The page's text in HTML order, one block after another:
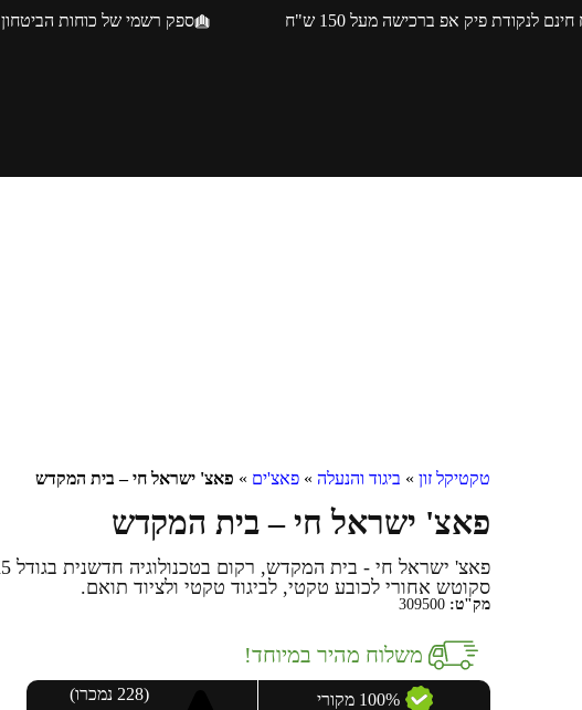
לנקודת פיק אפ ברכישה מעל 150 ש"ח ספק רשמי של כוחות הביטחון
טקטיקל זון » ביגוד והנעלה » פאצ'ים » פאצ' ישראל חי – בית המקדש
פאצ' ישראל חי – בית המקדש
סקוטש אחורי לכובע טקטי, לביגוד טקטי ולציוד תואם.
מק"ט:
משלוח מהיר במיוחד!
100% מקורי (228 נמכרו)